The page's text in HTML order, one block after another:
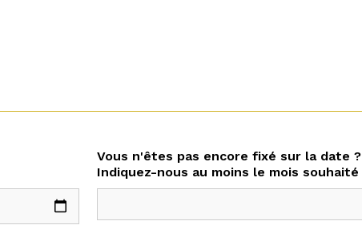
Vous n'êtes pas encore fixé sur la date ?
Indiquez-nous au moins le mois souhaité